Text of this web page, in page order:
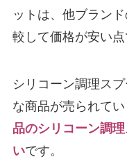
ットは、他ブラン
較して価格が安い点
シリコーン調理ス
な商品が売られて
品のシリコーン調
いです。